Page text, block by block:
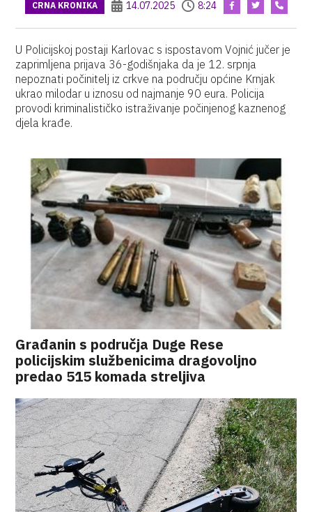
CRNA KRONIKA 14.07.2025 8:24
U Policijskoj postaji Karlovac s ispostavom Vojnić jučer je
zaprimljena prijava 36-godišnjaka da je 12. srpnja
nepoznati počinitelj iz crkve na području općine Krnjak
ukrao milodar u iznosu od najmanje 90 eura. Policija
provodi kriminalističko istraživanje počinjenog kaznenog
djela krađe.
Građanin s područja Duge Rese
policijskim službenicima dragovoljno
predao 515 komada streljiva